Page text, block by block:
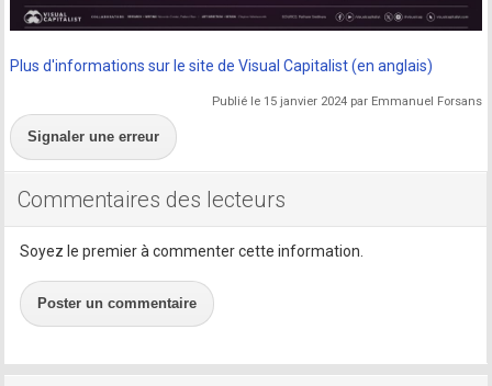
Plus d'informations sur le site de Visual Capitalist (en anglais)
Publié le 15 janvier 2024 par Emmanuel Forsans
Signaler une erreur
Commentaires des lecteurs
Soyez le premier à commenter cette information.
Poster un commentaire